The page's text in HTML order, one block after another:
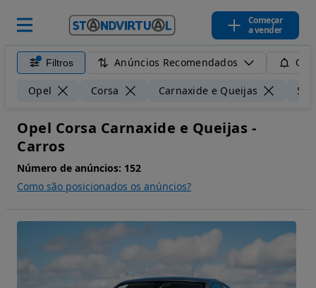
Começar
a vender
Filtros Anúncios Recomendados
Opel Corsa Carnaxide e Queijas 50
Opel Corsa Carnaxide e Queijas -
Carros
Número de anúncios: 152
Como são posicionados os anúncios?